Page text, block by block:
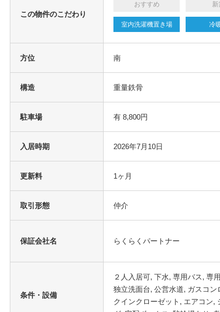
この物件のこだわり
おすすめ 新
室内洗濯機置き場 冷
方位 南
構造 重量鉄骨
駐車場 有 8,800円
入居時期 2026年7月10日
更新料 1ヶ月
取引形態 仲介
保証会社名 らくらくパートナー
条件・設備